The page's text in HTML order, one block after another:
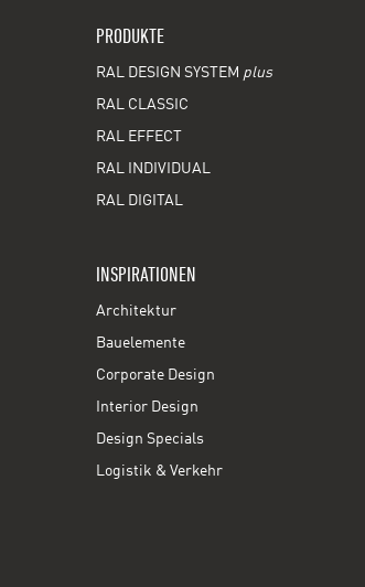
PRODUKTE
RAL DESIGN SYSTEM plus
RAL CLASSIC
RAL EFFECT
RAL INDIVIDUAL
RAL DIGITAL
INSPIRATIONEN
Architektur
Bauelemente
Corporate Design
Interior Design
Design Specials
Logistik & Verkehr